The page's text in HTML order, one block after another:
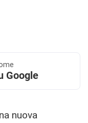
Google
nuova